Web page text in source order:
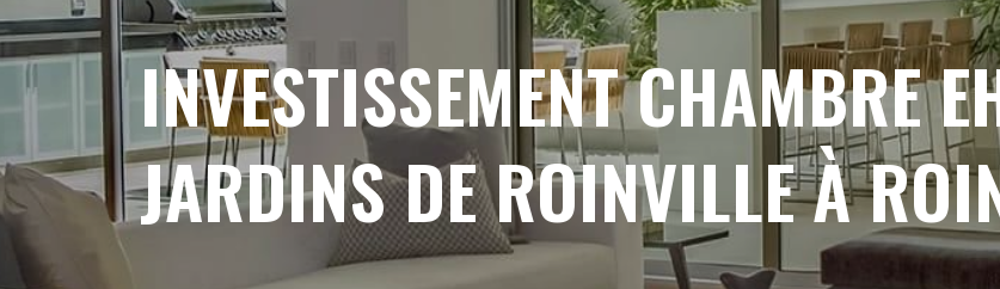
INVESTISSEMENT CHAMBRE
JARDINS DE ROINVILLE À